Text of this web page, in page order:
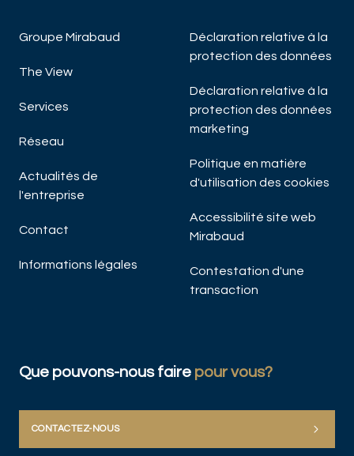
Groupe Mirabaud
The View
Services
Réseau
Actualités de
l'entreprise
Contact
Informations légales
Déclaration relative à la
protection des données
Déclaration relative à la
protection des données
marketing
Politique en matière
d'utilisation des cookies
Accessibilité site web
Mirabaud
Contestation d'une
transaction
Que pouvons-nous faire pour vous?
CONTACTEZ-NOUS